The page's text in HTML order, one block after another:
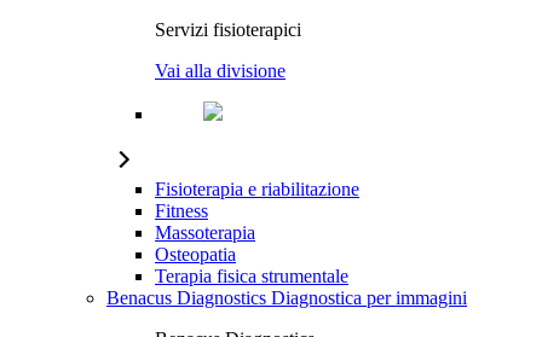
Servizi fisioterapici
Vai alla divisione
Fisioterapia e riabilitazione
Fitness
Massoterapia
Osteopatia
Terapia fisica strumentale
Benacus Diagnostics Diagnostica per immagini